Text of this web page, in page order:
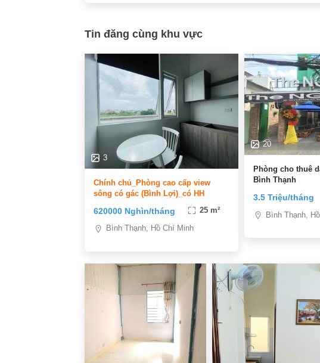
Tin đăng cùng khu vực
3
Chính chủ_Phòng cao cấp view
sông có gác (Bình Lợi)_có HH
620000 Nghìn/tháng 25 m²
Bình Thạnh, Hồ Chí Minh
20
Phòng cho thuê
Bình Thạnh
3.5 Triệu/tháng
Bình Thạnh,